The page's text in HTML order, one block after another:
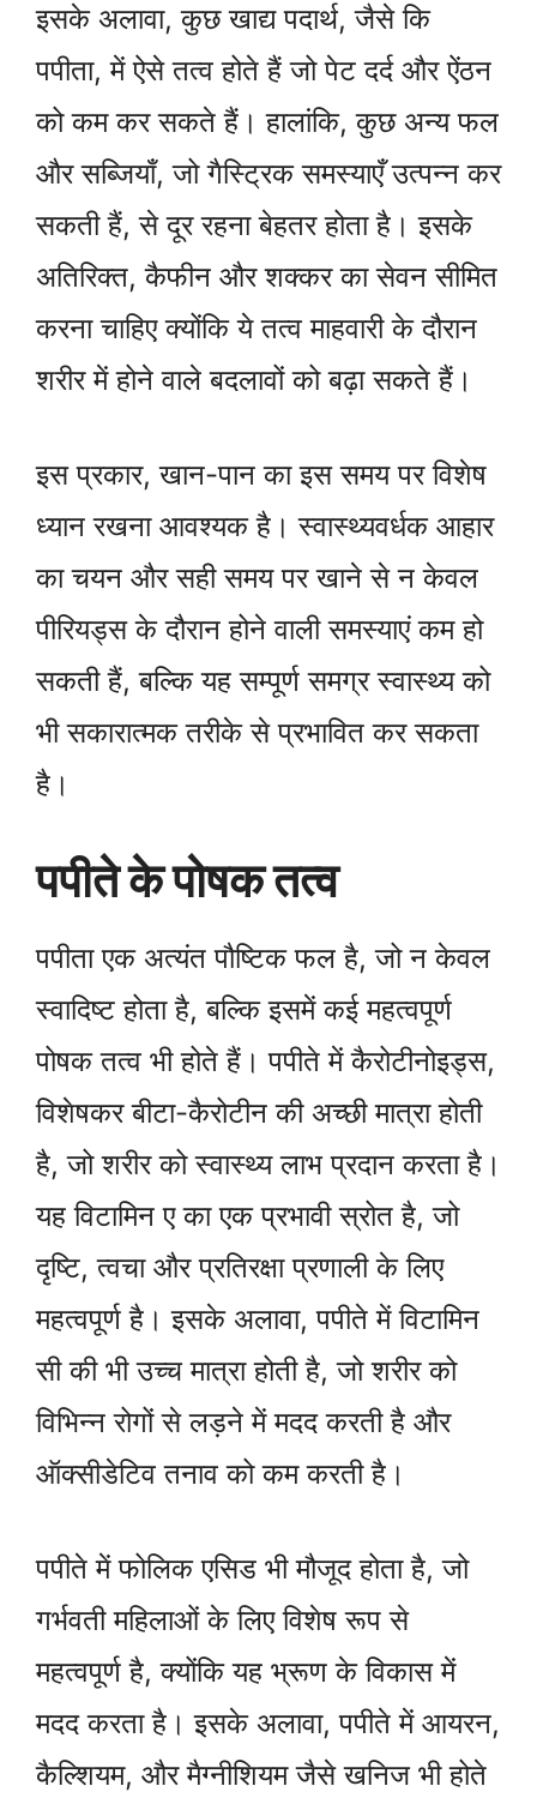
इसके अलावा, कुछ खाद्य पदार्थ, जैसे कि
पपीता, में ऐसे तत्व होते हैं जो पेट दर्द और ऐंठन
को कम कर सकते हैं। हालांकि, कुछ अन्य फल
और सब्जियाँ, जो गैस्ट्रिक समस्याएँ उत्पन्न कर
सकती हैं, से दूर रहना बेहतर होता है। इसके
अतिरिक्त, कैफीन और शक्कर का सेवन सीमित
करना चाहिए क्योंकि ये तत्व माहवारी के दौरान
शरीर में होने वाले बदलावों को बढ़ा सकते हैं।
इस प्रकार, खान-पान का इस समय पर विशेष
ध्यान रखना आवश्यक है। स्वास्थ्यवर्धक आहार
का चयन और सही समय पर खाने से न केवल
पीरियड्स के दौरान होने वाली समस्याएं कम हो
सकती हैं, बल्कि यह सम्पूर्ण समग्र स्वास्थ्य को
भी सकारात्मक तरीके से प्रभावित कर सकता
है।
पपीते के पोषक तत्व
पपीता एक अत्यंत पौष्टिक फल है, जो न केवल
स्वादिष्ट होता है, बल्कि इसमें कई महत्वपूर्ण
पोषक तत्व भी होते हैं। पपीते में कैरोटीनोइड्स,
विशेषकर बीटा-कैरोटीन की अच्छी मात्रा होती
है, जो शरीर को स्वास्थ्य लाभ प्रदान करता है।
यह विटामिन ए का एक प्रभावी स्रोत है, जो
दृष्टि, त्वचा और प्रतिरक्षा प्रणाली के लिए
महत्वपूर्ण है। इसके अलावा, पपीते में विटामिन
सी की भी उच्च मात्रा होती है, जो शरीर को
विभिन्न रोगों से लड़ने में मदद करती है और
ऑक्सीडेटिव तनाव को कम करती है।
पपीते में फोलिक एसिड भी मौजूद होता है, जो
गर्भवती महिलाओं के लिए विशेष रूप से
महत्वपूर्ण है, क्योंकि यह भ्रूण के विकास में
मदद करता है। इसके अलावा, पपीते में आयरन,
कैल्शियम, और मैग्नीशियम जैसे खनिज भी होते